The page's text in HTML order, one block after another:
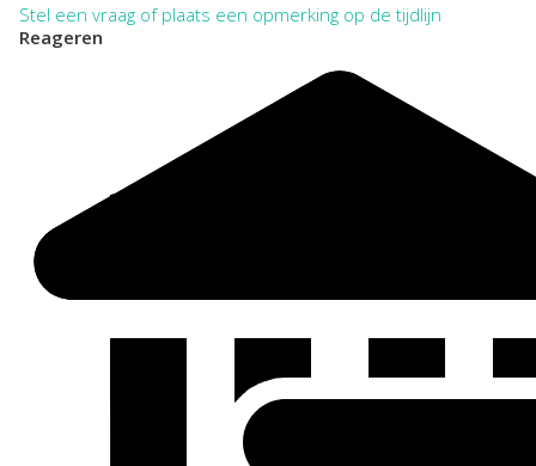
Bijlage index op schepenen, burgemeesters,
ijkmeesters, weesmeesters en kerkmeesters
Stel een vraag of plaats een opmerking op de tijdlijn
Reageren